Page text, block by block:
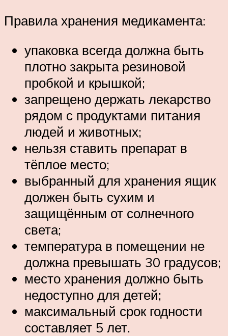
Правила хранения медикамента:
упаковка всегда должна быть
плотно закрыта резиновой
пробкой и крышкой;
запрещено держать лекарство
рядом с продуктами питания
людей и животных;
нельзя ставить препарат в
тёплое место;
выбранный для хранения ящик
должен быть сухим и
защищённым от солнечного
света;
температура в помещении не
должна превышать 30 градусов;
место хранения должно быть
недоступно для детей;
максимальный срок годности
составляет 5 лет.